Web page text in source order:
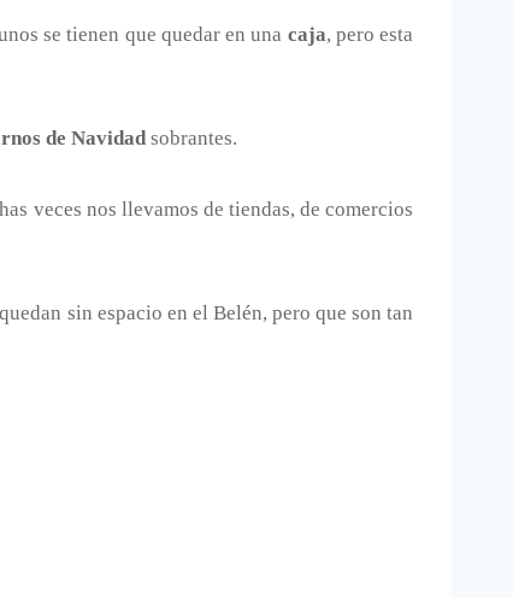
se tienen que quedar en una caja, pero esta
de Navidadsobrantes.
veces nos llevamos de tiendas, de comercios
sin espacio en el Belén, pero que son tan